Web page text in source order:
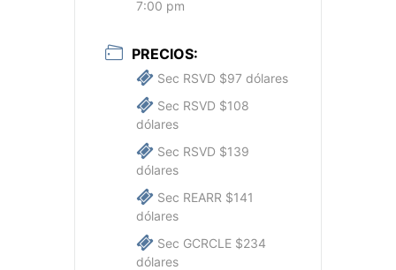
7:00 pm
PRECIOS:
Sec RSVD $97 dólares
Sec RSVD $108
dólares
Sec RSVD $139
dólares
Sec REARR $141
dólares
Sec GCRCLE $234
dólares